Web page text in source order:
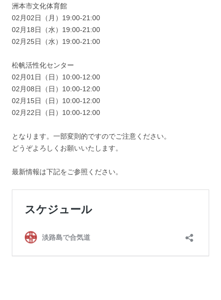
洲本市文化体育館
02月02日（月）19:00-21:00
02月18日（水）19:00-21:00
02月25日（水）19:00-21:00
松帆活性化センター
02月01日（日）10:00-12:00
02月08日（日）10:00-12:00
02月15日（日）10:00-12:00
02月22日（日）10:00-12:00
となります。一部変則的ですのでご注意ください。
どうぞよろしくお願いいたします。
最新情報は下記をご参照ください。